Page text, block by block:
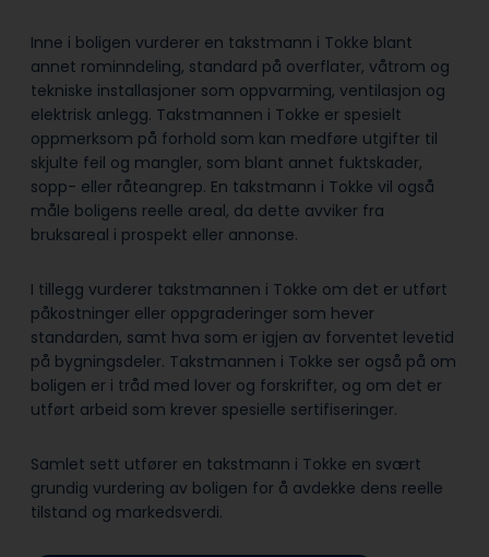
Inne i boligen vurderer en takstmann i Tokke blant
annet rominndeling, standard på overflater, våtrom og
tekniske installasjoner som oppvarming, ventilasjon og
elektrisk anlegg. Takstmannen i Tokke er spesielt
oppmerksom på forhold som kan medføre utgifter til
skjulte feil og mangler, som blant annet fuktskader,
sopp- eller råteangrep. En takstmann i Tokke vil også
måle boligens reelle areal, da dette avviker fra
bruksareal i prospekt eller annonse.
I tillegg vurderer takstmannen i Tokke om det er utført
påkostninger eller oppgraderinger som hever
standarden, samt hva som er igjen av forventet levetid
på bygningsdeler. Takstmannen i Tokke ser også på om
boligen er i tråd med lover og forskrifter, og om det er
utført arbeid som krever spesielle sertifiseringer.
Samlet sett utfører en takstmann i Tokke en svært
grundig vurdering av boligen for å avdekke dens reelle
tilstand og markedsverdi.